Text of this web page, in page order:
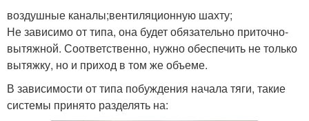
воздушные каналы;вентиляционную шахту;
Не зависимо от типа, она будет обязательно приточно-
вытяжной. Соответственно, нужно обеспечить не только
вытяжку, но и приход в том же объеме.
В зависимости от типа побуждения начала тяги, такие
системы принято разделять на: